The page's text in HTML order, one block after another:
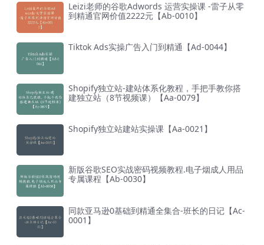
Leizi老师的谷歌Adwords 运营实操课 -雷子从零
到精通官网价值2222元【Ab-0010】
Tiktok Ads实操广告入门到精通【Ad-0044】
Shopify独立站-建站体系化教程，手把手教你搭
建独立站（8节视频课）【Aa-0079】
Shopify独立站建站实操课【Aa-0021】
新版谷歌SEO实战密码视频教程.电子烟成人用品
专属课程【Ab-0030】
同款亚马逊0基础到精通全集合-班长的日记【Ac-
0001】